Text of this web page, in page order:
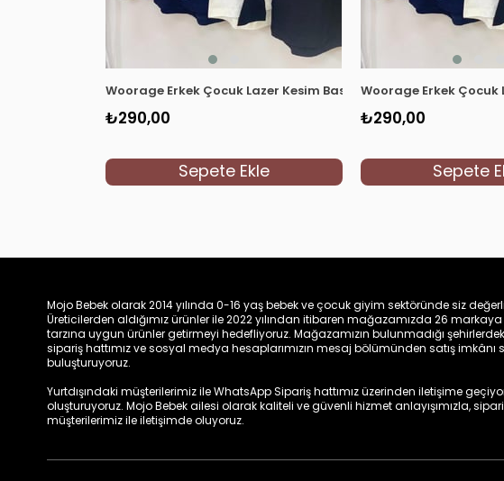
Woorage Erkek Çocuk Lazer Kesim Basic T-shirt 0360 Krem
₺290,00
Sepete Ekle
Woorage Erkek
₺290,00
Sepete
Mojo Bebek olarak 2014 yılında 0-16 yaş bebek ve çocuk giyim sektöründe siz
Üreticilerden aldığımız ürünler ile 2022 yılından itibaren mağazamızda 26
tarzına uygun ürünler getirmeyi hedefliyoruz. Mağazamızın bulunmadığı
sipariş hattımız ve sosyal medya hesaplarımızın mesaj bölümünden satış
buluşturuyoruz.
Yurtdışındaki müşterilerimiz ile WhatsApp Sipariş hattımız üzerinden iletişime
oluşturuyoruz. Mojo Bebek ailesi olarak kaliteli ve güvenli hizmet anlayışımızla,
müşterilerimiz ile iletişimde oluyoruz.